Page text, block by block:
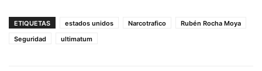
ETIQUETAS estados unidos Narcotrafico
Rubén Rocha Moya
Seguridad
ultimatum